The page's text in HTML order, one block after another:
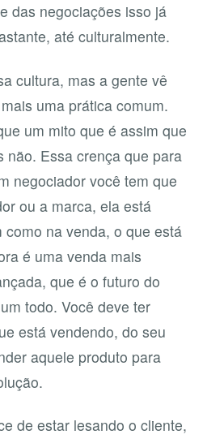
das negociações isso já
até culturalmente.
cultura, mas a gente vê
uma prática comum.
um mito que é assim que
não. Essa crença que para
negociador você tem que
ou a marca, ela está
como na venda, o que está
é uma venda mais
que é o futuro do
todo. Você deve ter
está vendendo, do seu
aquele produto para
de estar lesando o cliente,